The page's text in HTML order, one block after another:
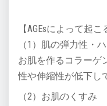
【AGEsによって起こ
（1）肌の弾力性・
お肌を作るコラーゲ
性や伸縮性が低下し
（2）お肌のくすみ